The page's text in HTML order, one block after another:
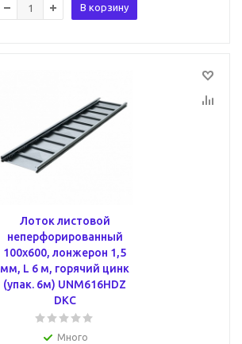
В корзину
Лоток листовой
неперфорированный
100х600, лонжерон 1,5
мм, L 6 м, горячий цинк
(упак. 6м) UNM616HDZ
DKC
Много